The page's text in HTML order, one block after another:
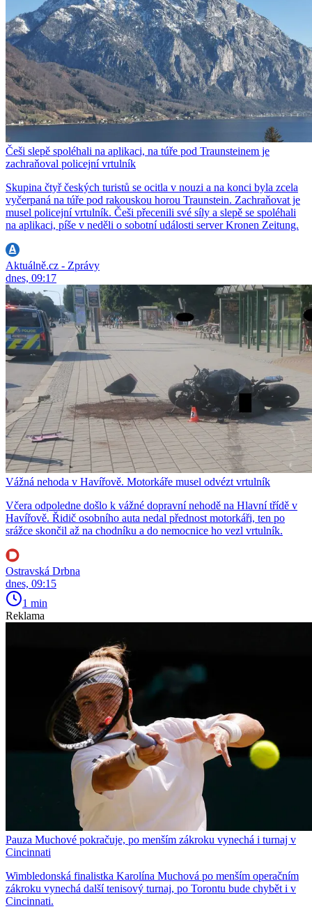
Češi slepě spoléhali na aplikaci, na túře pod Traunsteinem je
zachraňoval policejní vrtulník
Skupina čtyř českých turistů se ocitla v nouzi a na konci byla zcela
vyčerpaná na túře pod rakouskou horou Traunstein. Zachraňovat je
musel policejní vrtulník. Češi přecenili své síly a slepě se spoléhali
na aplikaci, píše v neděli o sobotní události server Kronen Zeitung.
Aktuálně.cz - Zprávy
dnes, 09:17
Vážná nehoda v Havířově. Motorkáře musel odvézt vrtulník
Včera odpoledne došlo k vážné dopravní nehodě na Hlavní třídě v
Havířově. Řidič osobního auta nedal přednost motorkáři, ten po
srážce skončil až na chodníku a do nemocnice ho vezl vrtulník.
Ostravská Drbna
dnes, 09:15
1 min
Reklama
Pauza Muchové pokračuje, po menším zákroku vynechá i turnaj v
Cincinnati
Wimbledonská finalistka Karolína Muchová po menším operačním
zákroku vynechá další tenisový turnaj, po Torontu bude chybět i v
Cincinnati.